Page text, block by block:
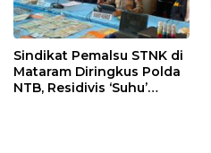
Sindikat Pemalsu STNK di
Mataram Diringkus Polda
NTB, Residivis ‘Suhu’